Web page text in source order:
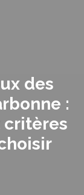
des
:
critères